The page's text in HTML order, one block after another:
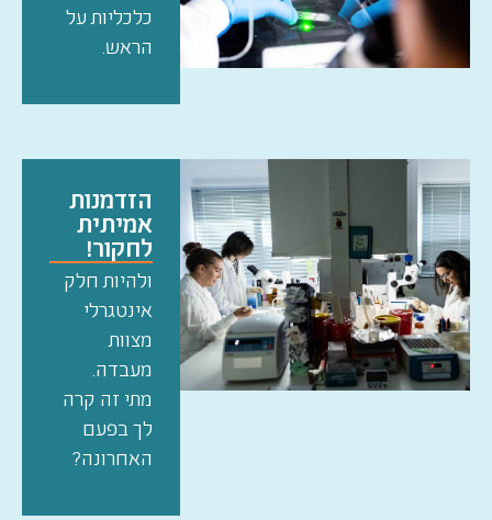
כלכליות על
הראש.
הזדמנות
אמיתית
לחקור!
ולהיות חלק
אינטגרלי
מצוות
מעבדה.
מתי זה קרה
לך בפעם
האחרונה?